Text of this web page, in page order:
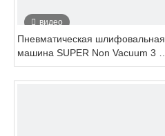
видео
Пневматическая шлифовальная
машина SUPER Non Vacuum 3 ''
X4 '' с диаметром орбиты 3 мм